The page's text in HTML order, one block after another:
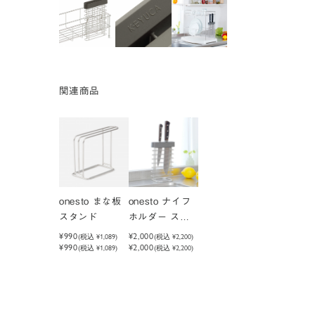
関連商品
onesto まな板
スタンド
¥990(税込 ¥1,089)
¥990(税込 ¥1,089)
onesto ナイフ
ホルダー スタ
ンド
¥2,000(税込 ¥2,200)
¥2,000(税込 ¥2,200)